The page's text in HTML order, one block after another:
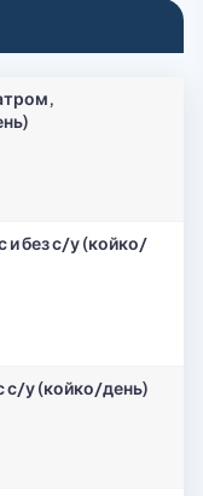
и без с/у (койко/
с/у (койко/день)